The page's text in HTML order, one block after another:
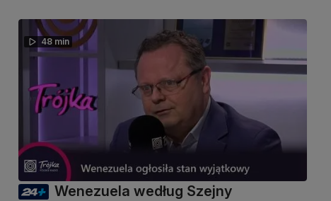
48 min
Wenezuela według Szejny